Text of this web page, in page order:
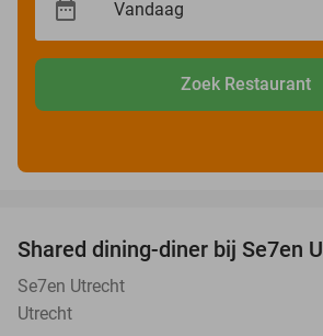
Zoek Restaurant
Shared dining-diner bij Se7en
Se7en Utrecht
Utrecht